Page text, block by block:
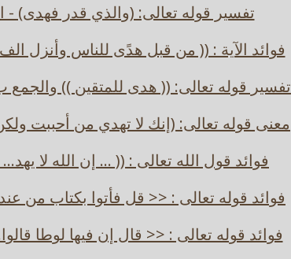
تفسير قوله تعالى: (والذي قدر فهدى) -
فوائد الآية : (( من قبل هدًى للناس وأنزل
تفسير قوله تعالى: (( هدى للمتقين )) والجمع
معنى قوله تعالى: (إنك لا تهدي من أحببت
فوائد قول الله تعالى : (( ... إن الله لا
فوائد قوله تعالى : << قل فأتوا بكتاب من
فوائد قوله تعالى : << قال إن فيها لوطا